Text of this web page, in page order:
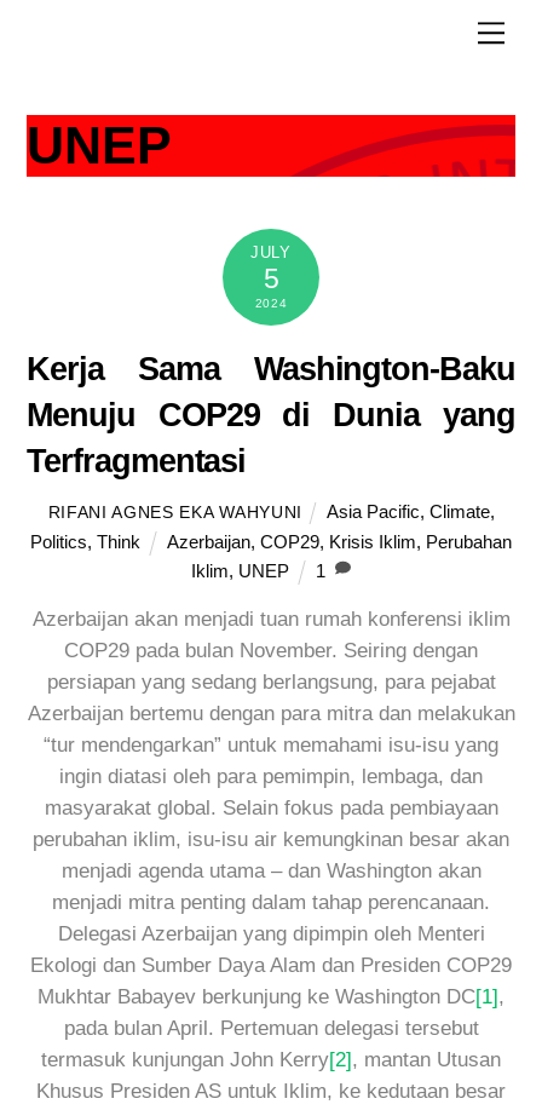
UNEP
JULY
5
2024
Kerja Sama Washington-Baku
Menuju COP29 di Dunia yang
Terfragmentasi
RIFANI AGNES EKA WAHYUNI Asia Pacific, Climate,
Politics,Think Azerbaijan, COP29, Krisis Iklim, Perubahan
Iklim, UNEP 1
Azerbaijan akan menjadi tuan rumah konferensi iklim
COP29 pada bulan November. Seiring dengan
persiapan yang sedang berlangsung, para pejabat
Azerbaijan bertemu dengan para mitra dan melakukan
“tur mendengarkan” untuk memahami isu-isu yang
ingin diatasi oleh para pemimpin, lembaga, dan
masyarakat global. Selain fokus pada pembiayaan
perubahan iklim, isu-isu air kemungkinan besar akan
menjadi agenda utama – dan Washington akan
menjadi mitra penting dalam tahap perencanaan.
Delegasi Azerbaijan yang dipimpin oleh Menteri
Ekologi dan Sumber Daya Alam dan Presiden COP29
Mukhtar Babayev berkunjung ke Washington DC[1],
pada bulan April. Pertemuan delegasi tersebut
termasuk kunjungan John Kerry[2], mantan Utusan
Khusus Presiden AS untuk Iklim, ke kedutaan besar